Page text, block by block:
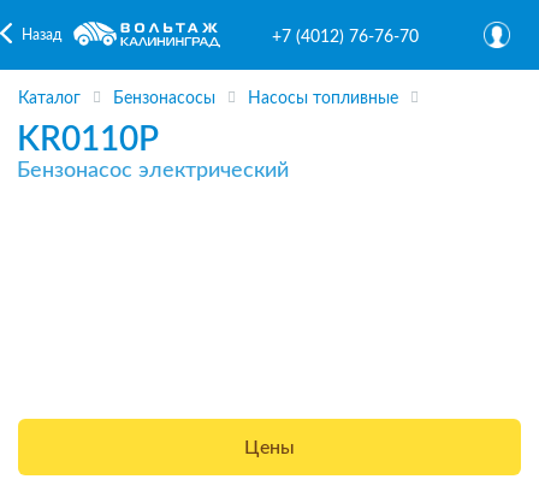
Назад +7 (4012) 76-76-70
Каталог Бензонасосы Насосы топливные
KR0110P
Бензонасос электрический
Цены